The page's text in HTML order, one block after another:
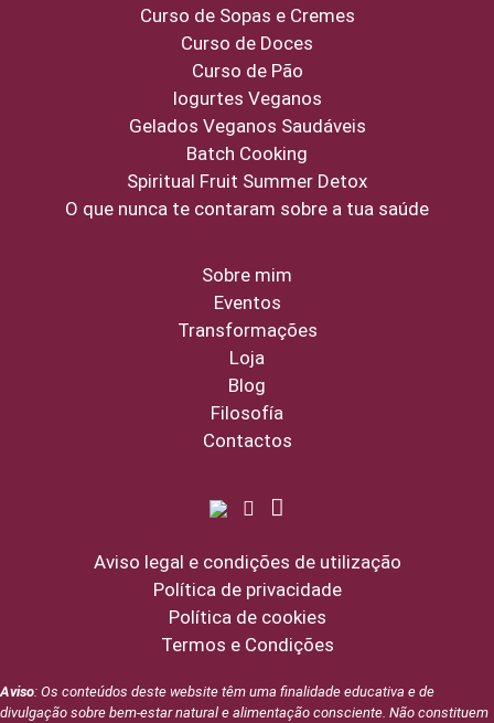
Curso de Sopas e Cremes
Curso de Doces
Curso de Pão
Iogurtes Veganos
Gelados Veganos Saudáveis
Batch Cooking
Spiritual Fruit Summer Detox
O que nunca te contaram sobre a tua saúde
Sobre mim
Eventos
Transformações
Loja
Blog
Filosofía
Contactos
Aviso legal e condições de utilização
Política de privacidade
Política de cookies
Termos e Condições
Aviso: Os conteúdos deste website têm uma finalidade educativa e de
divulgação sobre bem-estar natural e alimentação consciente. Não constituem